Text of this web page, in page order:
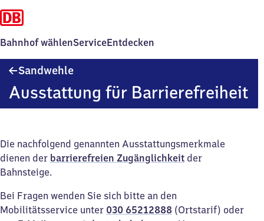
Bahnhof wählenServiceEntdecken
Sandwehle
Ausstattung für Barrierefreiheit
Die nachfolgend genannten Ausstattungsmerkmale
dienen der barrierefreien Zugänglichkeit der
Bahnsteige.
Bei Fragen wenden Sie sich bitte an den
Mobilitätsservice unter 030 65212888 (Ortstarif) oder